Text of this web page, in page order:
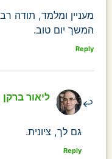
מעניין ומלמד, תודה
המשך יום טוב.
Reply
ליאור ברקן
גם לך, ציונית.
Reply